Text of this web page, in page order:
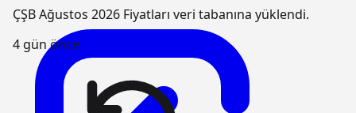
ÇŞB Ağustos 2026 Fiyatları veri tabanına yüklendi.
4 gün önce